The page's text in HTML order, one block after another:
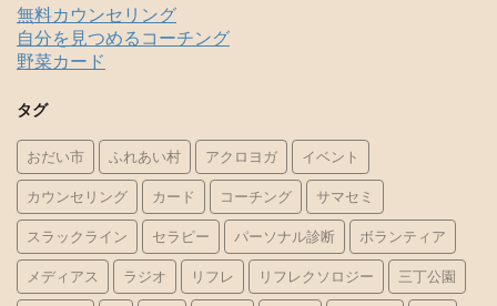
無料カウンセリング
自分を見つめるコーチング
野菜カード
タグ
おだい市 ふれあい村 アクロヨガ イベント
カウンセリング カード コーチング サマセミ
スラックライン セラピー パーソナル診断 ボランティア
メディアス ラジオ リフレ リフレクソロジー 三丁公園